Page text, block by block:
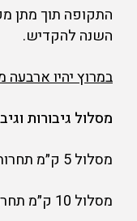
התקופה תוך מתן
השנה להקדיש.
במרוץ יהיו ארבעה
מסלול גיבורות וגיבורים 2 ק"מ
מסלול 5 ק״מ תחרותי .
מסלול 10 ק״מ תחרותי.